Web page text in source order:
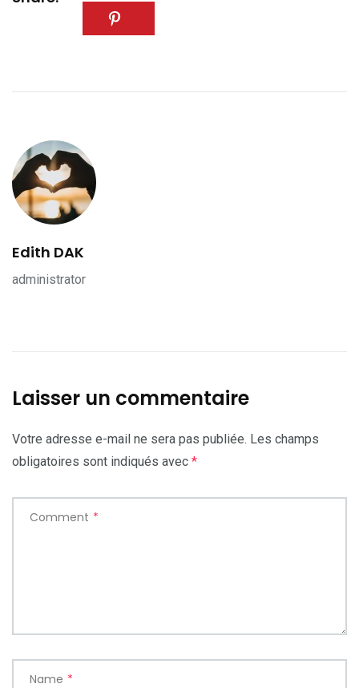
Edith DAK
administrator
Laisser un commentaire
Votre adresse e-mail ne sera pas publiée. Les champs
obligatoires sont indiqués avec *
Comment *
Name *